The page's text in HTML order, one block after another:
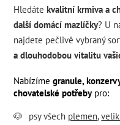
Hledátekvalitní krmiva a
další domácí mazlíčky? U
najdete pečlivě vybraný
a dlouhodobou vitalitu
Nabízímegranule,
chovatelské potřebypro:
🐶
psy všech plemen,